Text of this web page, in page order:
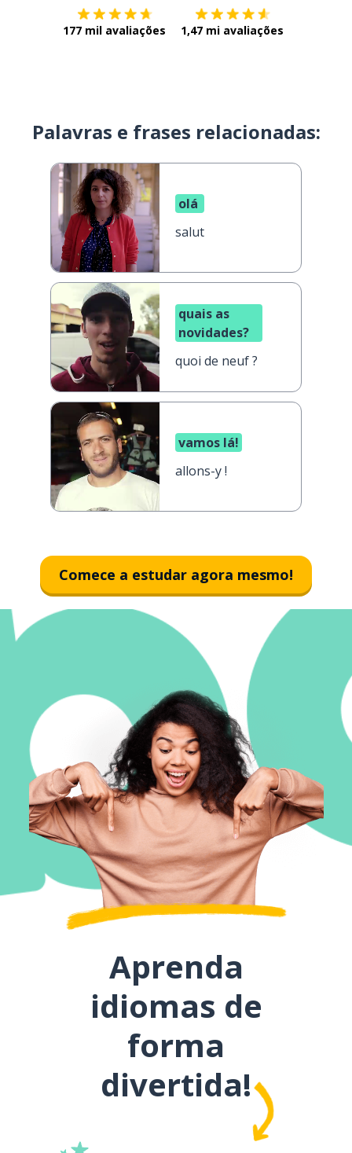
177 mil avaliações 1,47 mi avaliações
Palavras e frases relacionadas:
olá
salut
quais as
novidades?
quoi de neuf ?
vamos lá!
allons-y !
Comece a estudar agora mesmo!
Aprenda
idiomas de
forma
divertida!